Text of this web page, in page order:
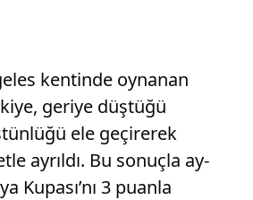
kentinde oynanan
geriye düştüğü
ele geçirerek
ayrıldı. Bu sonuçla ay-
Kupası’nı 3 puanla